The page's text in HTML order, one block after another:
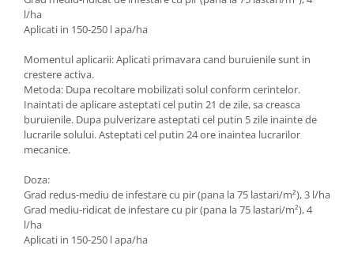
l/ha
Aplicati in 150-250 l apa/ha
Momentul aplicarii: Aplicati primavara cand buruienile sunt in
crestere activa.
Metoda: Dupa recoltare mobilizati solul conform cerintelor.
Inaintati de aplicare asteptati cel putin 21 de zile, sa creasca
buruienile. Dupa pulverizare asteptati cel putin 5 zile inainte de
lucrarile solului. Asteptati cel putin 24 ore inaintea lucrarilor
mecanice.
Doza:
Grad redus-mediu de infestare cu pir (pana la 75 lastari/m²), 3 l/ha
Grad mediu-ridicat de infestare cu pir (pana la 75 lastari/m²), 4
l/ha
Aplicati in 150-250 l apa/ha